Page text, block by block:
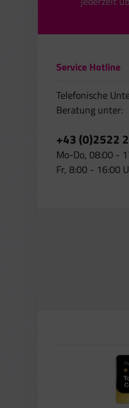
Service Hotline
Telefonische
Beratung unter:
+43 (0)2522
Mo-Do, 08:00 -
Fr, 8:00 - 16:00